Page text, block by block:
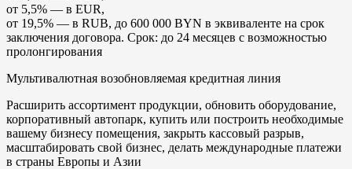
от 5,5% — в EUR,
от 19,5% — в RUB, до 600 000 BYN в эквиваленте на срок
заключения договора. Срок: до 24 месяцев с возможностью
пролонгирования
Мультивалютная возобновляемая кредитная линия
Расширить ассортимент продукции, обновить оборудование,
корпоративный автопарк, купить или построить необходимые
вашему бизнесу помещения, закрыть кассовый разрыв,
масштабировать свой бизнес, делать международные платежи
в страны Европы и Азии